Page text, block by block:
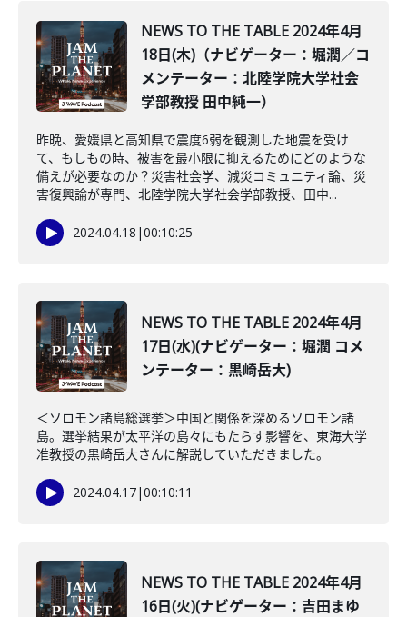
NEWS TO THE TABLE 2024年4月
18日(木)（ナビゲーター：堀潤／コ
メンテーター：北陸学院大学社会
学部教授 田中純一）
昨晩、愛媛県と高知県で震度6弱を観測した地震を受け
て、もしもの時、被害を最小限に抑えるためにどのような
備えが必要なのか？災害社会学、減災コミュニティ論、災
害復興論が専門、北陸学院大学社会学部教授、田中...
2024.04.18 |00:10:25
NEWS TO THE TABLE 2024年4月
17日(水)(ナビゲーター：堀潤 コメ
ンテーター：黒崎岳大)
＜ソロモン諸島総選挙＞中国と関係を深めるソロモン諸
島。選挙結果が太平洋の島々にもたらす影響を、東海大学
准教授の黒崎岳大さんに解説していただきました。
2024.04.17|00:10:11
NEWS TO THE TABLE 2024年4月
16日(火)(ナビゲーター：吉田まゆ